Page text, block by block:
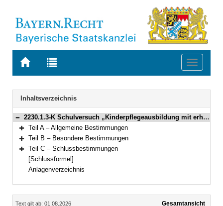
Zur
BAYERN.RECHT
Zur
letzten
Suche
Toggle
Navigation
Inhaltsverzeichnis
Bereich reduzieren
2230.1.3-K Schulversuch „Kinderpflegeausbildung mit erhöhtem Praxisanteil“ Bekanntmachung des Bayerischen Staatsministeriums für Unterricht und Kultus vom 7. Juli 2025, Az. VII.5-BS9203.0-3/16/2 (BayMBl. Nr. 307 )
Bereich erweitern
Teil A – Allgemeine Bestimmungen
Bereich erweitern
Teil B – Besondere Bestimmungen
Bereich erweitern
Teil C – Schlussbestimmungen
[Schlussformel]
Anlagenverzeichnis
Inhalt
Text gilt ab: 01.08.2026
Gesamtansicht